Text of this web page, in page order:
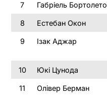
7 Габріель Бортолето
8 Естебан Окон
9 Ізак Аджар
10 Юкі Цунода
11 Олівер Берман